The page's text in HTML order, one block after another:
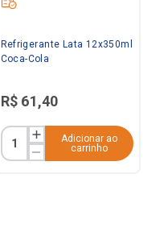
Refrigerante Lata 12x350ml
Coca-Cola
R$ 61,40
Adicionar ao
carrinho